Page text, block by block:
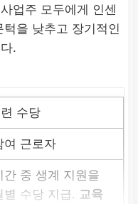
업주 모두에게 인센
을 낮추고 장기적인
.
수당
여 근로자
간 중 생계 지원을
별 수당 지급. 교육